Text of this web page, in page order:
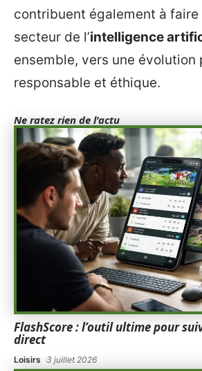
contribuent également à faire
secteur de l’intelligence
ensemble, vers une évolution
responsable et éthique.
Ne ratez rien de l'actu
FlashScore : l’outil ultime pour
direct
Loisirs 3 juillet 2026